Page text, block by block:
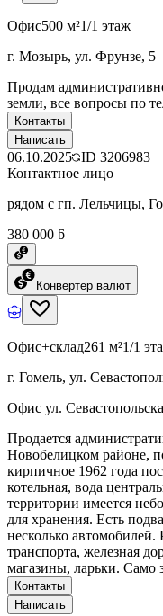
Офис500 м²1/1 этаж
г. Мозырь, ул. Фрунзе, 5
Продам
земли, все вопросы по
Контакты
Написать
06.10.2025 ID 3206983
Контактное лицо
рядом с гп. Лельчицы,
380 000 ƃ
Конвертер валют
Офис+склад261 м²1/1
г. Гомель, ул.
Офис ул.
Продается
Новобелицком районе,
кирпичное 1962 года
котельная, вода
территории имеется
для хранения. Есть
несколько автомобилей.
транспорта, железная
магазины, ларьки. Само
Контакты
Написать